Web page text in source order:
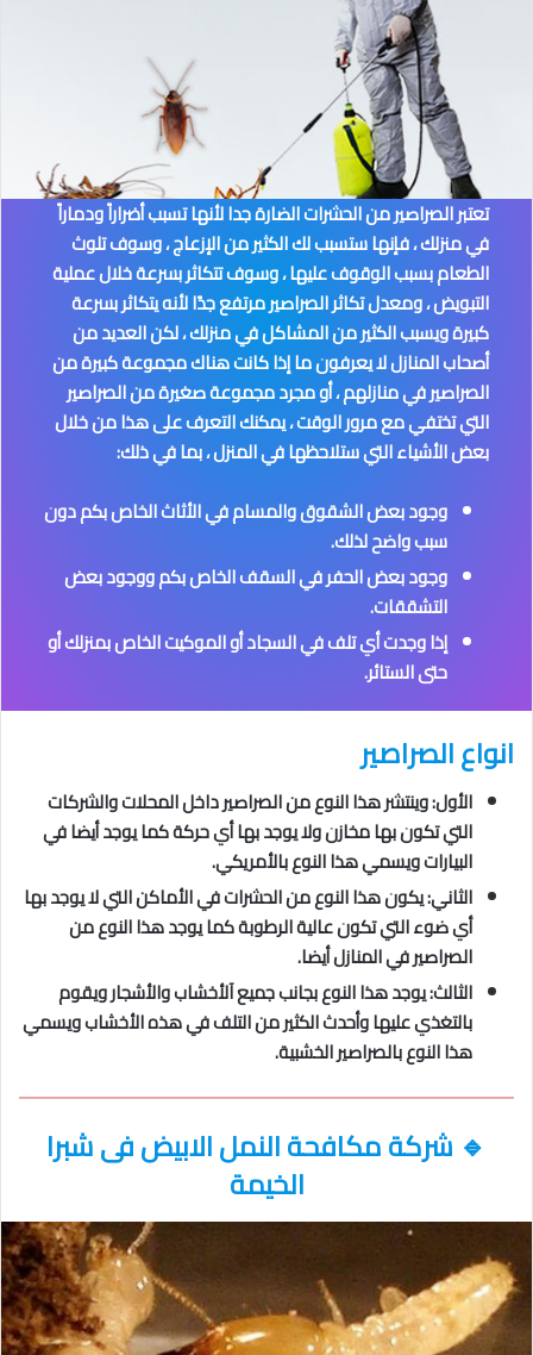
تعتبر الصراصير من الحشرات الضارة جدا لأنها تسبب أضراراً ودماراً
في منزلك ، فإنها ستسبب لك الكثير من الإزعاج ، وسوف تلوث
الطعام بسبب الوقوف عليها ، وسوف تتكاثر بسرعة خلال عملية
التبويض ، ومعدل تكاثر الصراصير مرتفع جدًا لأنه يتكاثر بسرعة
كبيرة ويسبب الكثير من المشاكل في منزلك ، لكن العديد من
أصحاب المنازل لا يعرفون ما إذا كانت هناك مجموعة كبيرة من
الصراصير في منازلهم ، أو مجرد مجموعة صغيرة من الصراصير
التي تختفي مع مرور الوقت ، يمكنك التعرف على هذا من خلال
بعض الأشياء التي ستلاحظها في المنزل ، بما في ذلك:
وجود بعض الشقوق والمسام في الأثاث الخاص بكم دون
سبب واضح لذلك.
وجود بعض الحفر في السقف الخاص بكم ووجود بعض
التشققات.
إذا وجدت أي تلف في السجاد أو الموكيت الخاص بمنزلك أو
حتى الستائر.
انواع الصراصير
الأول: وينتشر هذا النوع من الصراصير داخل المحلات والشركات
التي تكون بها مخازن ولا يوجد بها أي حركة كما يوجد أيضا في
البيارات ويسمي هذا النوع بالأمريكي.
الثاني: يكون هذا النوع من الحشرات في الأماكن التي لا يوجد بها
أي ضوء التي تكون عالية الرطوبة كما يوجد هذا النوع من
الصراصير في المنازل أيضا.
الثالث: يوجد هذا النوع بجانب جميع آلأخشاب والأشجار ويقوم
بالتغذي عليها وأحدث الكثير من التلف في هذه الأخشاب ويسمي
هذا النوع بالصراصير الخشبية.
🔹 شركة مكافحة النمل الابيض فى شبرا
الخيمة